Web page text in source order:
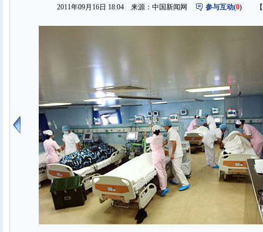
2011年09月16日 18:04 来源：中国新闻网 参与互动(0) 【